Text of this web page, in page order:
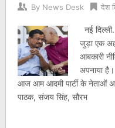
By News Desk देश
नई
जुड़ा एक
आबकारी
अपनाया है।
आज आम आदमी पार्टी के नेताओं
पाठक, संजय सिंह, सौरभ